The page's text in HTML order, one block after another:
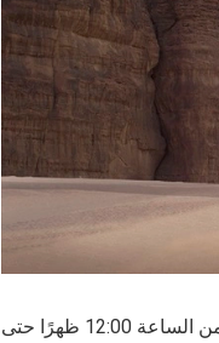
تبدأ إحتفالات عيد الفطر مع برنش حصري بسعر 350++ ريال للسعودي للشخص من الساعة 12:00 ظهرًا حتى